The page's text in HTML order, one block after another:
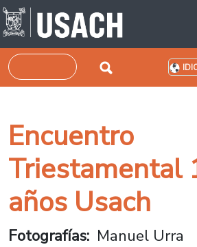
Pasar al contenido principal
Buscar
Encuentro
Triestamental
años Usach
Fotografías Manuel Urra